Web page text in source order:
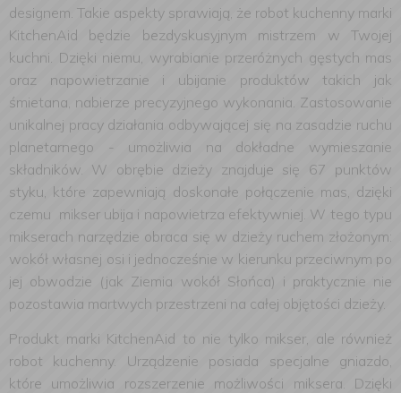
designem. Takie aspekty sprawiają, że robot kuchenny marki
KitchenAid będzie bezdyskusyjnym mistrzem w Twojej
kuchni. Dzięki niemu, wyrabianie przeróżnych gęstych mas
oraz napowietrzanie i ubijanie produktów takich jak
śmietana, nabierze precyzyjnego wykonania. Zastosowanie
unikalnej pracy działania odbywającej się na zasadzie ruchu
planetarnego - umożliwia na dokładne wymieszanie
składników. W obrębie dzieży znajduje się 67 punktów
styku, które zapewniają doskonałe połączenie mas, dzięki
czemu mikser ubija i napowietrza efektywniej. W tego typu
mikserach narzędzie obraca się w dzieży ruchem złożonym:
wokół własnej osi i jednocześnie w kierunku przeciwnym po
jej obwodzie (jak Ziemia wokół Słońca) i praktycznie nie
pozostawia martwych przestrzeni na całej objętości dzieży.
Produkt marki KitchenAid to nie tylko mikser, ale również
robot kuchenny. Urządzenie posiada specjalne gniazdo,
które umożliwia rozszerzenie możliwości miksera. Dzięki